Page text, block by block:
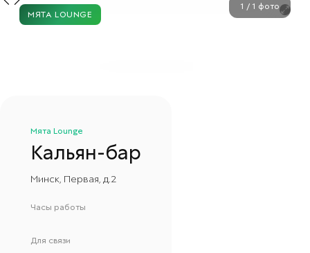
МЯТА LOUNGE
1 / 1 фото
Мята Lounge
Кальян-бар
Минск, Первая, д.2
Часы работы
Для связи